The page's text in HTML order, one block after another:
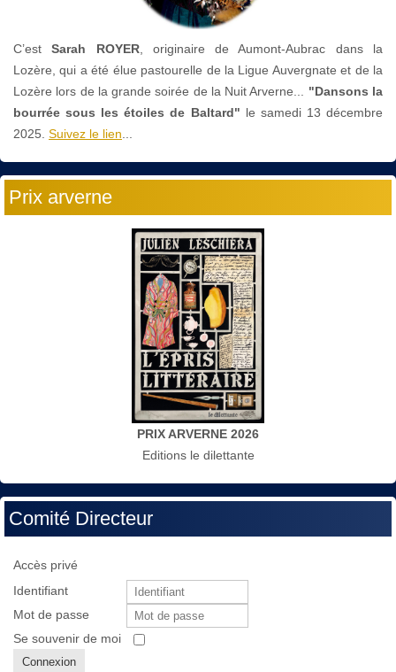
C’estSarah ROYER, originaire de Aumont-Aubrac dans la
Lozère, qui a été élue pastourelle de la Ligue Auvergnate et de la
Lozère lors de la grande soirée de la Nuit Arverne... "Dansons la
bourrée sous les étoiles de Baltard" le samedi 13 décembre
2025. Suivez le lien...
Prix arverne
PRIX ARVERNE 2026
Editions le dilettante
Comité Directeur
Accès privé
Identifiant
Mot de passe
Se souvenir de moi
Connexion